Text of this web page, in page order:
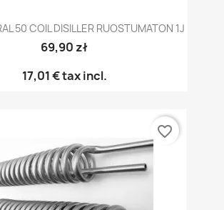
50 COIL DISILLER RUOSTUMATON 1J
69,90 zł
17,01 €tax incl.
favorite_border